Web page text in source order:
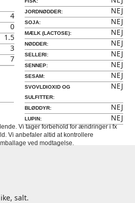
4
0
1.5
3
7
JORDNØDDER: NEJ
SOJA: NEJ
MÆLK (LACTOSE): NEJ
NØDDER: NEJ
SELLERI: NEJ
SENNEP: NEJ
SESAM: NEJ
SVOVLDIOXID OG
SULFITTER:
NEJ
BLØDDYR: NEJ
LUPIN: NEJ
Vi tager forbehold for ændringer i fx
Vi anbefaler altid at kontrollere
ved modtagelse.
salt.